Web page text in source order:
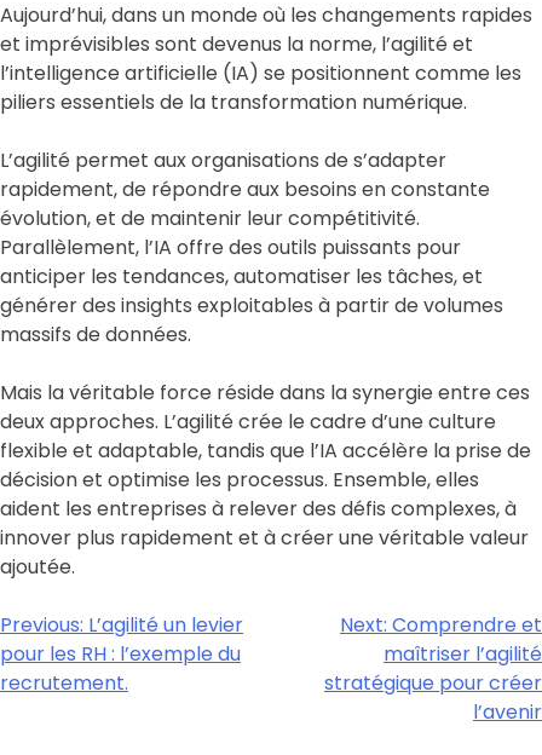
Aujourd’hui, dans un monde où les changements rapides
et imprévisibles sont devenus la norme, l’agilité et
l’intelligence artificielle (IA) se positionnent comme les
piliers essentiels de la transformation numérique.
L’agilité permet aux organisations de s’adapter
rapidement, de répondre aux besoins en constante
évolution, et de maintenir leur compétitivité.
Parallèlement, l’IA offre des outils puissants pour
anticiper les tendances, automatiser les tâches, et
générer des insights exploitables à partir de volumes
massifs de données.
Mais la véritable force réside dans la synergie entre ces
deux approches. L’agilité crée le cadre d’une culture
flexible et adaptable, tandis que l’IA accélère la prise de
décision et optimise les processus. Ensemble, elles
aident les entreprises à relever des défis complexes, à
innover plus rapidement et à créer une véritable valeur
ajoutée.
Previous: L’agilité un levier
pour les RH : l’exemple du
recrutement.
Next: Comprendre et
maîtriser l’agilité
stratégique pour créer
l’avenir